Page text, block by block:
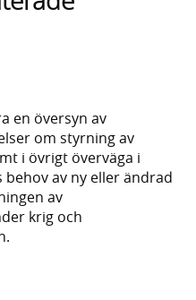
en översyn av
om styrning av
i övrigt överväga i
av ny eller ändrad
av
krig och